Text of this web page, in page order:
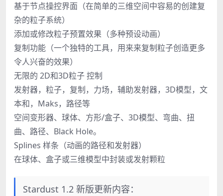
基于节点操控界面（在简单的三维空间中容易的创建复
杂的粒子系统）
添加或修改粒子预置效果（多种预设动画）
复制功能（一个独特的工具，用来来复制粒子创造更多
令人兴奋的效果）
无限的 2D和3D粒子 控制
发射器，粒子，复制，力场，辅助发射器，3D模型，文
本和，Maks，路径等
空间变形器、球体、方形/盒子、3D模型、弯曲、扭
曲、路径、Black Hole。
Splines 样条（动画的路径和发射器）
在球体、盒子或三维模型中封装或发射颗粒
Stardust 1.2 新版更新内容：